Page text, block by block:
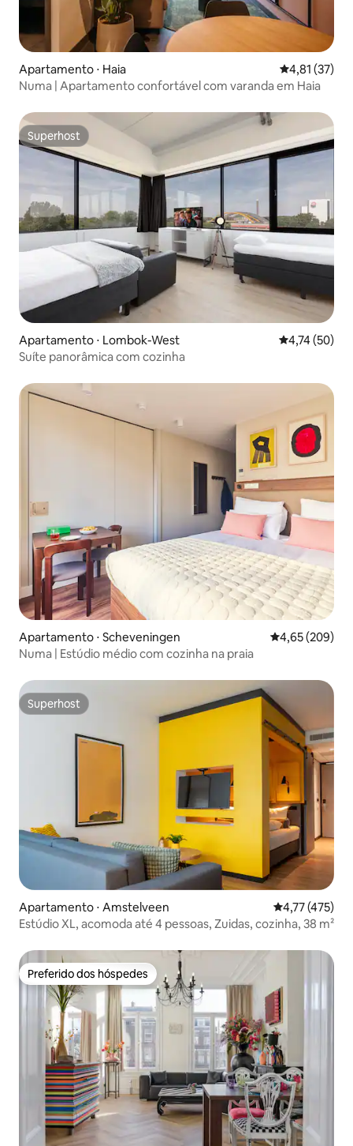
Apartamento ⋅ Haia 4,81 de uma
4,81 (37)
Numa | Apartamento confortável com varanda em Haia
Superhost
Superhost
Apartamento ⋅ Lombok-West 4,74 de uma
4,74 (50)
Suíte panorâmica com cozinha
Apartamento ⋅ Scheveningen 4,65 de uma
4,65 (209)
Numa | Estúdio médio com cozinha na praia
Superhost
Superhost
Apartamento ⋅ Amstelveen 4,77 de uma
4,77 (475)
Estúdio XL, acomoda até 4 pessoas, Zuidas, cozinha, 38 m²
Preferido dos hóspedes
Preferido dos hóspedes